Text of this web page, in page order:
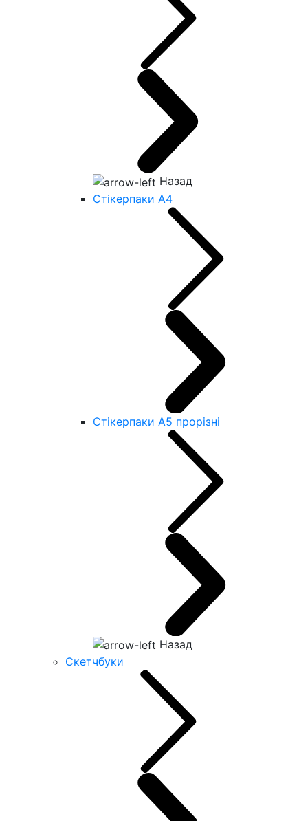
Назад
Стікерпаки А4
Стікерпаки А5 прорізні
Назад
Скетчбуки